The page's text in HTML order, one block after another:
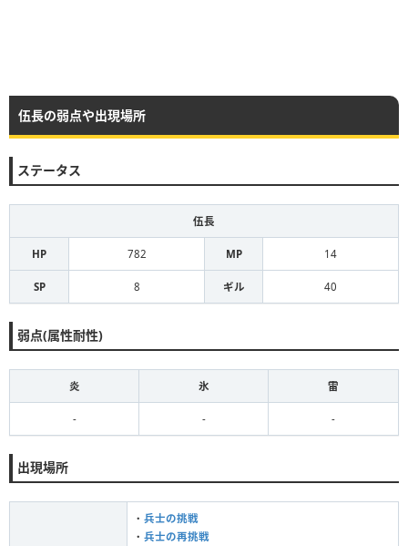
伍長の弱点や出現場所
ステータス
伍長
HP 782 MP 14
SP 8 ギル 40
弱点(属性耐性)
炎 氷 雷
- - -
出現場所
・ 兵士の挑戦
・ 兵士の再挑戦